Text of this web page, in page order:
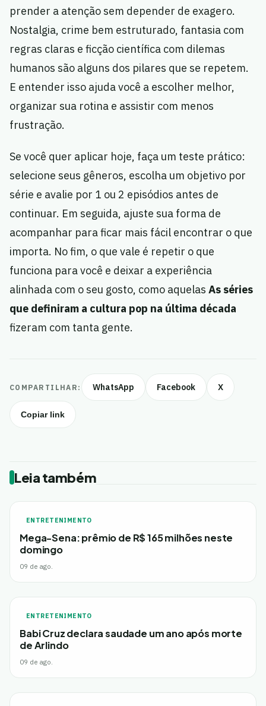
prender a atenção sem depender de exagero.
Nostalgia, crime bem estruturado, fantasia com
regras claras e ficção científica com dilemas
humanos são alguns dos pilares que se repetem.
E entender isso ajuda você a escolher melhor,
organizar sua rotina e assistir com menos
frustração.
Se você quer aplicar hoje, faça um teste prático:
selecione seus gêneros, escolha um objetivo por
série e avalie por 1 ou 2 episódios antes de
continuar. Em seguida, ajuste sua forma de
acompanhar para ficar mais fácil encontrar o que
importa. No fim, o que vale é repetir o que
funciona para você e deixar a experiência
alinhada com o seu gosto, como aquelas As séries
que definiram a cultura pop na última década
fizeram com tanta gente.
COMPARTILHAR: WhatsApp Facebook X
Copiar link
Leia também
ENTRETENIMENTO
Mega-Sena: prêmio de R$ 165 milhões neste
domingo
09 de ago.
ENTRETENIMENTO
Babi Cruz declara saudade um ano após morte
de Arlindo
09 de ago.